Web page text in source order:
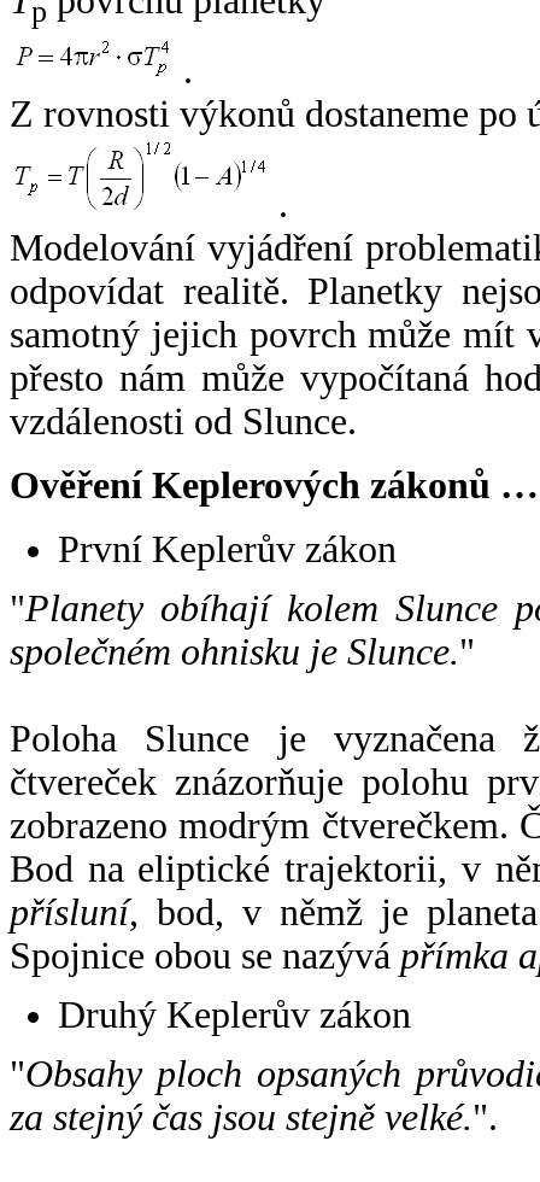
p
.
Z rovnosti výkonů dostaneme po
.
Modelování vyjádření
odpovídat realitě. Planetky
samotný jejich povrch může mít
přesto nám může vypočítaná
vzdálenosti od Slunce.
Ověření Keplerových zákonů …
První Keplerův zákon
"Planety obíhají kolem Slunce
společném ohnisku je Slunce."
Poloha Slunce je vyznačena
čtvereček znázorňuje polohu
zobrazeno modrým čtverečkem.
Bod na eliptické trajektorii, v
přísluní, bod, v němž je
Spojnice obou se nazývá přímka
Druhý Keplerův zákon
"Obsahy ploch opsaných
za stejný čas jsou stejně velké.".